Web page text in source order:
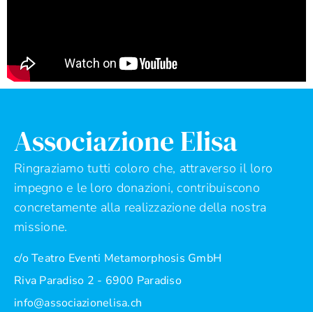
Associazione Elisa
Ringraziamo tutti coloro che, attraverso il loro
impegno e le loro donazioni, contribuiscono
concretamente alla realizzazione della nostra
missione.
c/o Teatro Eventi Metamorphosis GmbH
Riva Paradiso 2 - 6900 Paradiso
info@associazionelisa.ch